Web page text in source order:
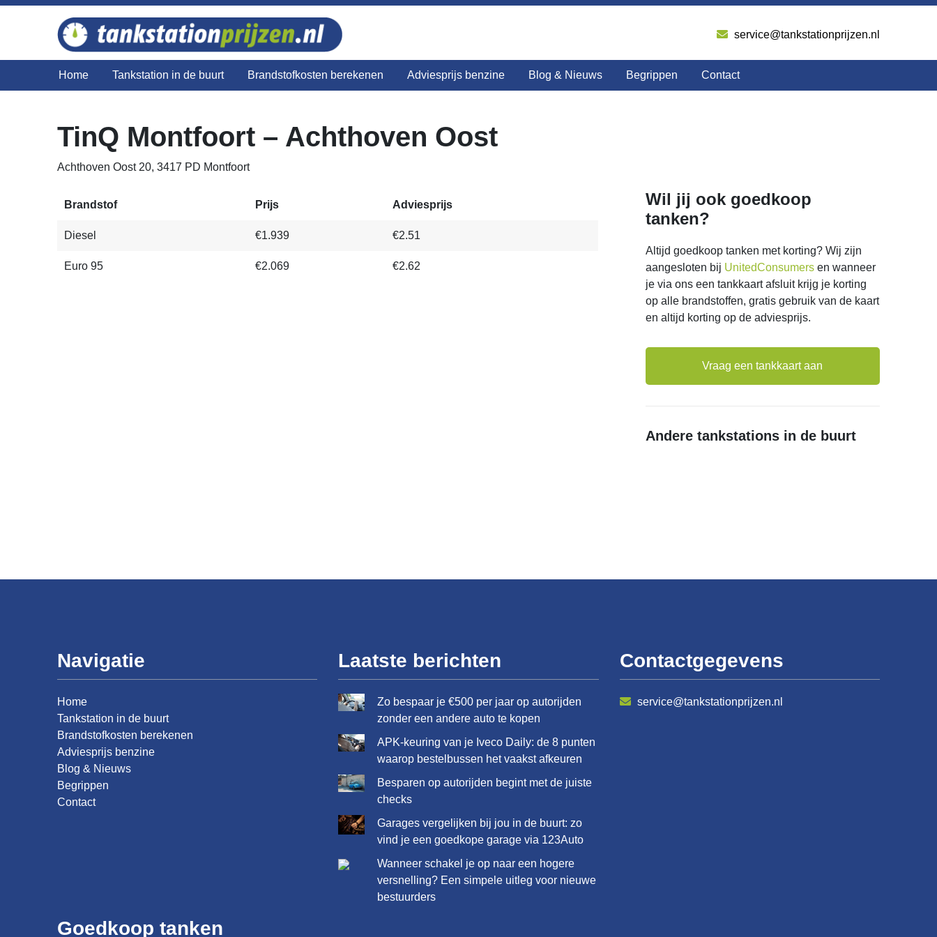
service@tankstationprijzen.nl
Home Tankstation in de buurt Brandstofkosten berekenen Adviesprijs benzine Blog & Nieuws Begrippen Contact
TinQ Montfoort – Achthoven Oost
Achthoven Oost 20, 3417 PD Montfoort
Brandstof Prijs Adviesprijs
Diesel €1.939 €2.51
Euro 95 €2.069 €2.62
Wil jij ook goedkoop
tanken?
Altijd goedkoop tanken met korting? Wij zijn
aangesloten bij UnitedConsumersen wanneer
je via ons een tankkaart afsluit krijg je korting
op alle brandstoffen, gratis gebruik van de kaart
en altijd korting op de adviesprijs.
Vraag een tankkaart aan
Andere tankstations in de buurt
Navigatie
Home
Tankstation in de buurt
Brandstofkosten berekenen
Adviesprijs benzine
Blog & Nieuws
Begrippen
Contact
Laatste berichten
Zo bespaar je €500 per jaar op autorijden
zonder een andere auto te kopen
APK-keuring van je Iveco Daily: de 8 punten
waarop bestelbussen het vaakst afkeuren
Besparen op autorijden begint met de juiste
checks
Garages vergelijken bij jou in de buurt: zo
vind je een goedkope garage via 123Auto
Wanneer schakel je op naar een hogere
versnelling? Een simpele uitleg voor nieuwe
bestuurders
Contactgegevens
service@tankstationprijzen.nl
Goedkoop tanken